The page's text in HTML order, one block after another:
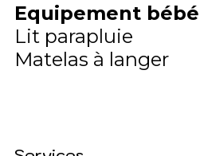
Equipement bébé
Lit parapluie
Matelas à langer